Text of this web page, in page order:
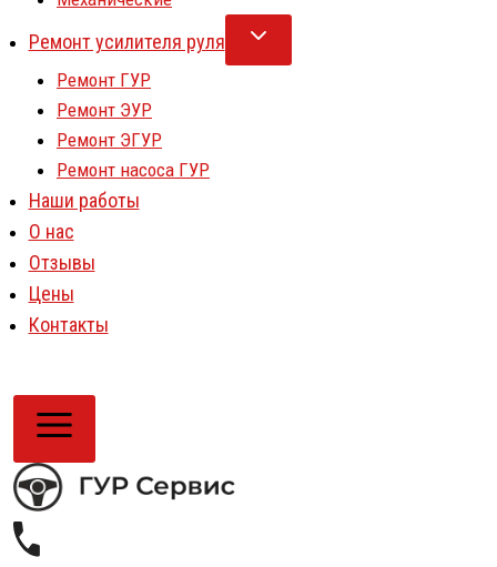
Ремонт усилителя руля
Ремонт ГУР
Ремонт ЭУР
Ремонт ЭГУР
Ремонт насоса ГУР
Наши работы
О нас
Отзывы
Цены
Контакты